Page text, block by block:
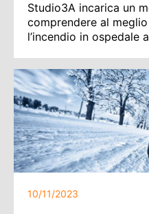
Studio3A incarica un
comprendere al
l’incendio in ospedale
10/11/2023